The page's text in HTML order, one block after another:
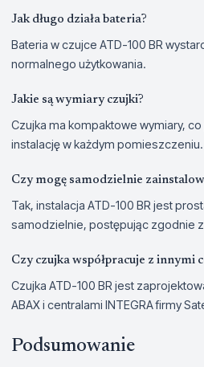
Jak długo działa bateria?
Bateria w czujce ATD-100 BR
normalnego użytkowania.
Jakie są wymiary czujki?
Czujka ma kompaktowe wymiary,
instalację w każdym pomieszczeniu.
Czy mogę samodzielnie
Tak, instalacja ATD-100 BR jest
samodzielnie, postępując zgodnie
Czy czujka współpracuje z innymi
Czujka ATD-100 BR jest
ABAX i centralami INTEGRA firmy
Podsumowanie